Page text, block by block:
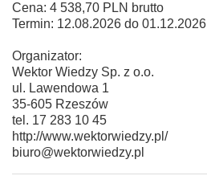
Cena: 4 538,70 PLN brutto
Termin: 12.08.2026 do 01.12.2026
Organizator:
Wektor Wiedzy Sp. z o.o.
ul. Lawendowa 1
35-605 Rzeszów
tel. 17 283 10 45
http://www.wektorwiedzy.pl/
biuro@wektorwiedzy.pl